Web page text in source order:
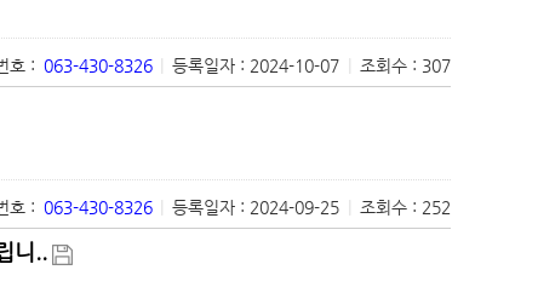
호 : 063-430-8326 등록일자 : 2024-10-07 조회수 : 307
호 : 063-430-8326 등록일자 : 2024-09-25 조회수 : 252
니..